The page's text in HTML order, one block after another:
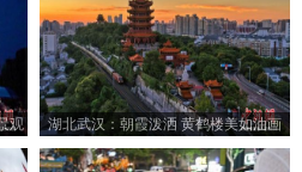
观
湖北武汉：朝霞泼洒 黄鹤楼美如油画